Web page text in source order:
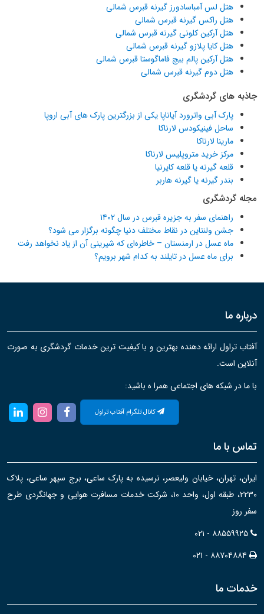
هتل لس آمباسادورز گیرنه قبرس شمالی
هتل راکس گیرنه قبرس شمالی
هتل آرکین کلونی گیرنه قبرس شمالی
هتل کایا پلازو گیرنه قبرس شمالی
هتل آرکین پالم بیچ فاماگوستا قبرس شمالی
هتل دوم گیرنه قبرس شمالی
جاذبه های گردشگری
پارک آبی واترورد آیاناپا یکی از بزرگترین پارک های آبی اروپا
ساحل فینیکودس لارناکا
مارینا لارناکا
مرکز خرید متروپلیس لارناکا
قلعه گیرنه یا قلعه کایرنیا
بندر گیرنه یا گیرنه هاربر
مجله گردشگری
راهنمای سفر به جزیره قبرس در سال ۱۴۰۲
جشن ولنتاین در نقاط مختلف دنیا چگونه برگزار می شود؟
ماه عسل در ارمنستان – خاطره‌ای که شیرینی آن از یاد نخواهد رفت
برای ماه عسل در تایلند به کدام شهر برویم؟
درباره ما
آفتاب تراول ارائه دهنده بهترین و با کیفیت ترین خدمات گردشگری به صورت
آنلاین است.
با ما در شبکه های اجتماعی همرا ه باشید:
کانال تلگرام آفتاب تراول
تماس با ما
ایران، تهران، خیابان ولیعصر، نرسیده به پارک ساعی، برج سپهر ساعی، پلاک
۲۲۳۰، طبقه اول، واحد ۱۰، شرکت خدمات مسافرت هوایی و جهانگردی طرح
سفر روز
۰۲۱ - ۸۸۵۵۹۹۲۵
۰۲۱ - ۸۸۷۰۴۸۸۴
خدمات ما